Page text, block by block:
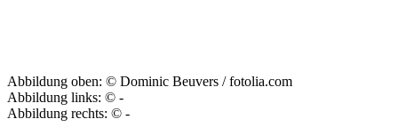
Abbildung oben: © Dominic Beuvers / fotolia.com
Abbildung links: © -
Abbildung rechts: © -